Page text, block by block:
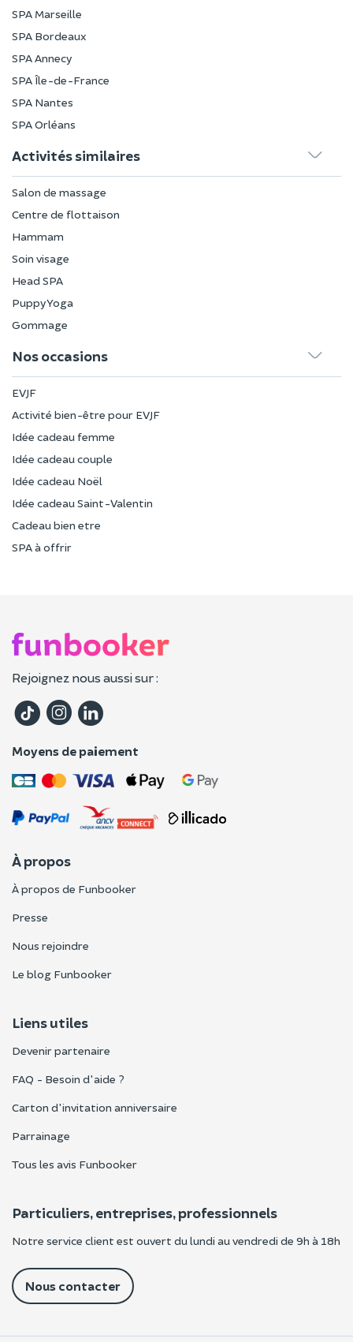
SPA Marseille
SPA Bordeaux
SPA Annecy
SPA Île-de-France
SPA Nantes
SPA Orléans
Activités similaires
Salon de massage
Centre de flottaison
Hammam
Soin visage
Head SPA
Puppy Yoga
Gommage
Nos occasions
EVJF
Activité bien-être pour EVJF
Idée cadeau femme
Idée cadeau couple
Idée cadeau Noël
Idée cadeau Saint-Valentin
Cadeau bien etre
SPA à offrir
Rejoignez nous aussi sur :
Moyens de paiement
À propos
À propos de Funbooker
Presse
Nous rejoindre
Le blog Funbooker
Liens utiles
Devenir partenaire
FAQ - Besoin d'aide ?
Carton d'invitation anniversaire
Parrainage
Tous les avis Funbooker
Particuliers, entreprises, professionnels
Notre service client est ouvert du lundi au vendredi de 9h à 18h
Nous contacter